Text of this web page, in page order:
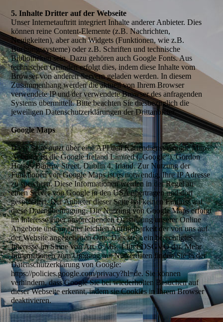
5. Inhalte Dritter auf der Webseite
Unser Internetauftritt integriert Inhalte anderer Anbieter. Dies
können reine Content-Elemente (z.B. Nachrichten,
Neuigkeiten), aber auch Widgets (Funktionen, wie z.B.
Buchungssysteme) oder z.B. Schriften und technische
Bibliotheken sein. Dazu gehören auch Google Fonts. Aus
technischen Gründen erfolgt dies, indem diese Inhalte vom
Browser von anderen Servern geladen werden. In diesem
Zusammenhang werden die aktuell von Ihrem Browser
verwendete IP und der verwendete Browser des anfragenden
Systems übermittelt. Bitte beachten Sie diesbezüglich die
jeweiligen Datenschutzerklärungen der Drittanbieter.
Google Maps
Diese Seite nutzt über eine API den Kartendienst Google Maps.
Anbieter ist die Google Ireland Limited („Google“), Gordon
House, Barrow Street, Dublin 4, Irland. Zur Nutzung der
Funktionen von Google Maps ist es notwendig, Ihre IP Adresse
zu speichern. Diese Informationen werden in der Regel an
einen Server von Google in den USA übertragen und dort
gespeichert. Der Anbieter dieser Seite hat keinen Einfluss auf
diese Datenübertragung. Die Nutzung von Google Maps erfolgt
im Interesse einer ansprechenden Darstellung unserer Online
Angebote und an einer leichten Auffindbarkeit der von uns auf
der Website angegebenen Orte. Dies stellt ein berechtigtes
Interesse im Sinne von Art. 6 Abs. 1 lit. f DSGVO dar. Mehr
Informationen zum Umgang mit Nutzerdaten finden Sie in der
Datenschutzerklärung von Google:
https://policies.google.com/privacy?hl=de. Sie können
verhindern, dass Google Sie bei wiederholten Besuchen auf
dieser Webseite erkennt, indem sie Cookies in Ihrem Browser
deaktivieren.